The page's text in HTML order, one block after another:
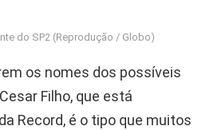
do SP2 (Reprodução / Globo)
os nomes dos possíveis
Filho, que está
Record, é o tipo que muitos